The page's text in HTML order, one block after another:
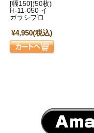
[幅150](50枚)
H-11-050 イ
ガラシプロ
¥4,950(税込)